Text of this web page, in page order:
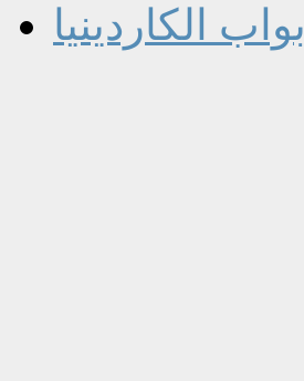
ابواب الكاردينيا